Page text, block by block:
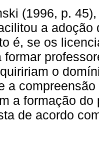
(1996, p.
a adoção
é, se os
formar
o
a
a formação
de acordo